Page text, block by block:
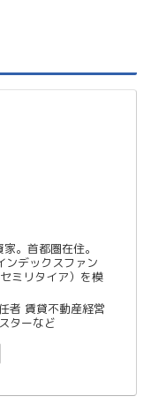
。首都圏在住。
ンデックスファン
ミリタイア）を模
者 賃貸不動産経営
ターなど